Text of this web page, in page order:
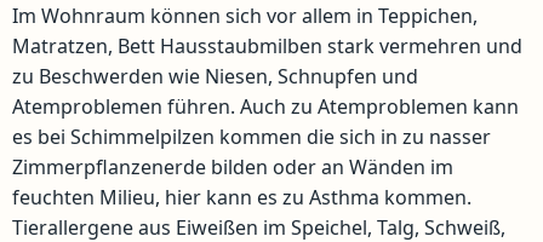
Im Wohnraum können sich vor allem in Teppichen,
Matratzen, Bett Hausstaubmilben stark vermehren und
zu Beschwerden wie Niesen, Schnupfen und
Atemproblemen führen. Auch zu Atemproblemen kann
es bei Schimmelpilzen kommen die sich in zu nasser
Zimmerpflanzenerde bilden oder an Wänden im
feuchten Milieu, hier kann es zu Asthma kommen.
Tierallergene aus Eiweißen im Speichel, Talg, Schweiß,